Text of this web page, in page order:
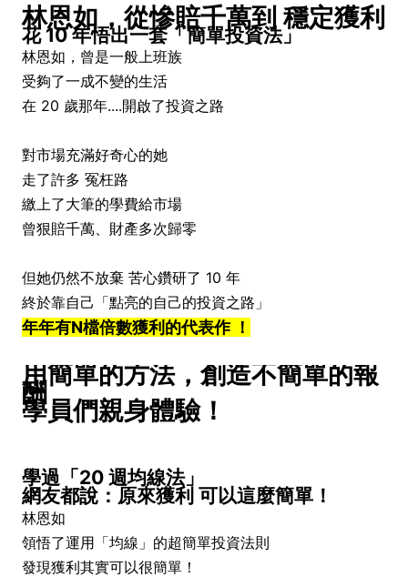
林恩如，從慘賠千萬到 穩定獲利
花 10 年悟出一套「簡單投資法」
林恩如，曾是一般上班族
受夠了一成不變的生活
在 20 歲那年....開啟了投資之路
對市場充滿好奇心的她
走了許多 冤枉路
繳上了大筆的學費給市場
曾狠賠千萬、財產多次歸零
但她仍然不放棄 苦心鑽研了 10 年
終於靠自己「點亮的自己的投資之路」
年年有N檔倍數獲利的代表作 ！
用簡單的方法，創造不簡單的報
酬
學員們親身體驗！
學過「20 週均線法」
網友都說：原來獲利 可以這麼簡單！
林恩如
領悟了運用「均線」的超簡單投資法則
發現獲利其實可以很簡單！